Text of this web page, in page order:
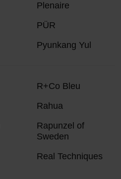
Plenaire
PÜR
Pyunkang Yul
R+Co Bleu
Rahua
Rapunzel of
Sweden
Real Techniques